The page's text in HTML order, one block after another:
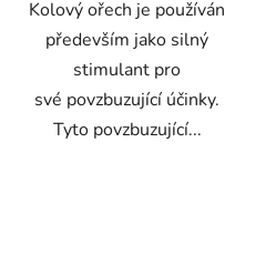
Kolový ořech je používán
především jako silný
stimulant pro
své povzbuzující účinky.
Tyto povzbuzující...